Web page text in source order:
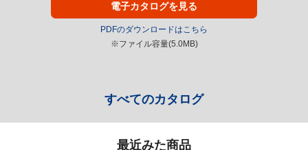
電子カタログを見る
PDFのダウンロードはこちら
※ファイル容量(5.0MB)
すべてのカタログ
最近みた商品